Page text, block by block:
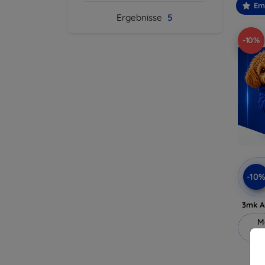
Ergebnisse 5
-10%
-10%
3mk